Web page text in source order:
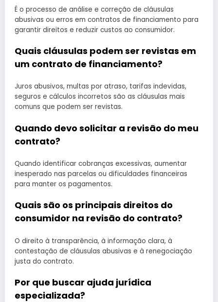
É o processo de análise e correção de cláusulas
abusivas ou erros em contratos de financiamento para
garantir direitos e reduzir custos ao consumidor.
Quais cláusulas podem ser revistas em
um contrato de financiamento?
Juros abusivos, multas por atraso, tarifas indevidas,
seguros e cálculos incorretos são as cláusulas mais
comuns que podem ser revistas.
Quando devo solicitar a revisão do meu
contrato?
Quando identificar cobranças excessivas, aumentar
inesperado nas parcelas ou dificuldades financeiras
para manter os pagamentos.
Quais são os principais direitos do
consumidor na revisão do contrato?
O direito à transparência, à informação clara, à
contestação de cláusulas abusivas e à renegociação
justa do contrato.
Por que buscar ajuda jurídica
especializada?